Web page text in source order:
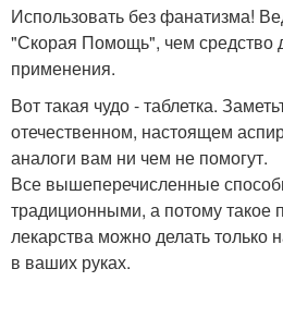
Использовать без фанатизма!
"Скорая Помощь", чем средство
применения.
Вот такая чудо - таблетка.
отечественном, настоящем
аналоги вам ни чем не помогут.
Все вышеперечисленные
традиционными, а потому такое
лекарства можно делать только
в ваших руках.